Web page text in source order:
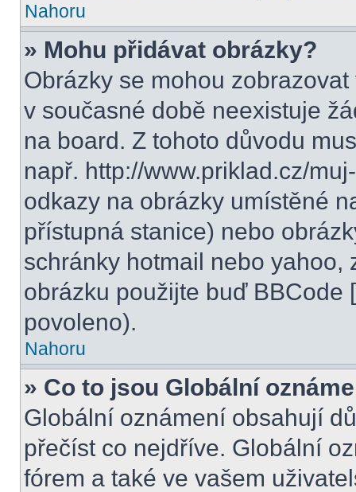
Nahoru
» Mohu přidávat obrázky?
Obrázky se mohou
v současné době neexistuje
na board. Z tohoto důvodu
např. http://www.priklad.cz/
odkazy na obrázky umístěné
přístupná stanice) nebo
schránky hotmail nebo yahoo,
obrázku použijte buď BBCode
povoleno).
Nahoru
» Co to jsou Globální
Globální oznámení obsahují
přečíst co nejdříve. Globální
fórem a také ve vašem